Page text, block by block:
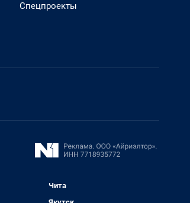
Спецпроекты
Чита